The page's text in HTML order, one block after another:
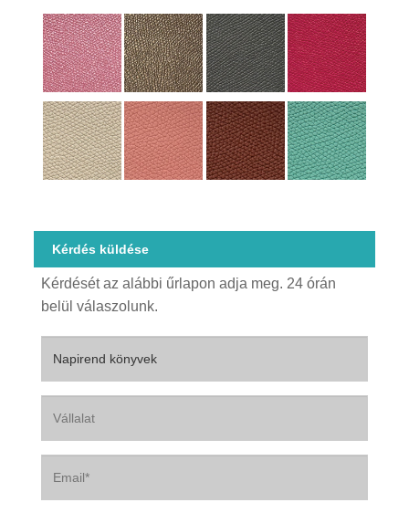
Kérdés küldése
Kérdését az alábbi űrlapon adja meg. 24 órán
belül válaszolunk.